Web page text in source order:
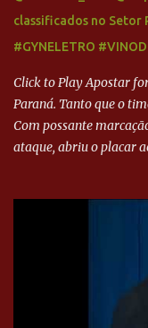
classificados no Setor
#GYNELETRO
Click to Play Apostar
Paraná. Tanto que o
Com possante
ataque, abriu o placar
Paraná ampliou a
desviou cruzamento de
direito de Harlei. O
bola, mas não o
Goiás era nulo, tanto
minutos, Jefferson